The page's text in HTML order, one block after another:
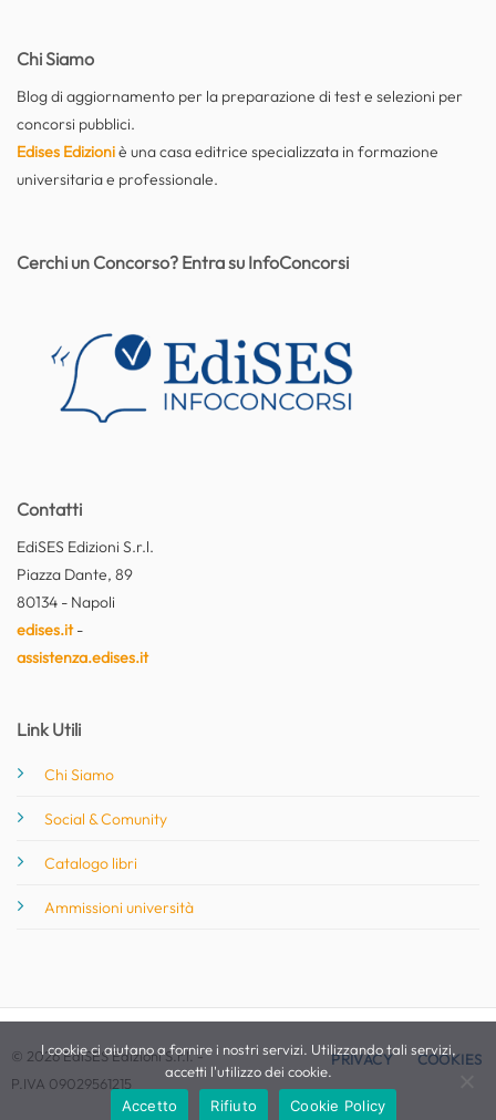
Chi Siamo
Blog di aggiornamento per la preparazione di test e selezioni per
concorsi pubblici.
Edises Edizioniè una casa editrice specializzata in formazione
universitaria e professionale.
Contatti
EdiSES Edizioni S.r.l.
Piazza Dante, 89
80134 - Napoli
edises.it-
assistenza.edises.it
Link Utili
Chi Siamo
Social & Comunity
Catalogo libri
Ammissioni università
Cerchi un Concorso? Entra su InfoConcorsi
© 2026 EdiSES Edizioni S.r.l. -
P.IVA 09029561215
PRIVACY COOKIES
I cookie ci aiutano a fornire i nostri servizi. Utilizzando tali servizi,
accetti l'utilizzo dei cookie.
Accetto
Rifiuto Cookie Policy